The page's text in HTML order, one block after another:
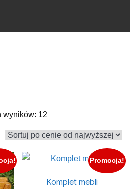
wyników: 12
według
ceny:
od
do
Promocja!
Komplet mebli